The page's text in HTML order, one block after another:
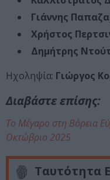
Γιάννης
Χρήστος
Δημήτρης
Ηχοληψία: Γιώργος
Διαβάστε επίσης:
Το Μέγαρο στη Βόρεια
Οκτώβριο 2025
Ταυτότητα